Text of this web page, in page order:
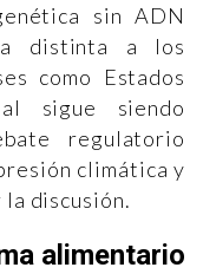
sin ADN
distinta a los
como Estados
sigue siendo
regulatorio
climática y
discusión.
alimentario